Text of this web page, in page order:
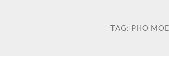
TAG: PHO